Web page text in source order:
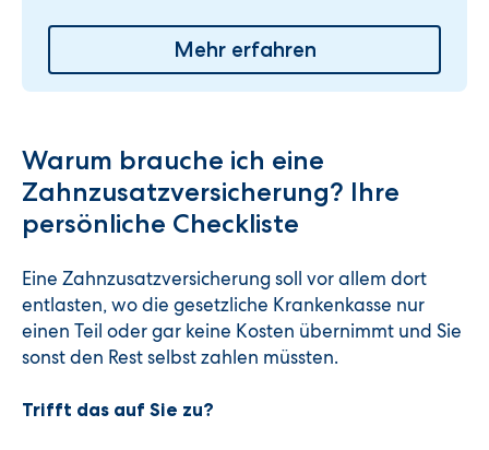
Mehr erfahren
Warum brauche ich eine
Zahnzusatzversicherung? Ihre
persönliche Checkliste
Eine Zahnzusatzversicherung soll vor allem dort
entlasten, wo die gesetzliche Krankenkasse nur
einen Teil oder gar keine Kosten übernimmt und Sie
sonst den Rest selbst zahlen müssten.
Trifft das auf Sie zu?